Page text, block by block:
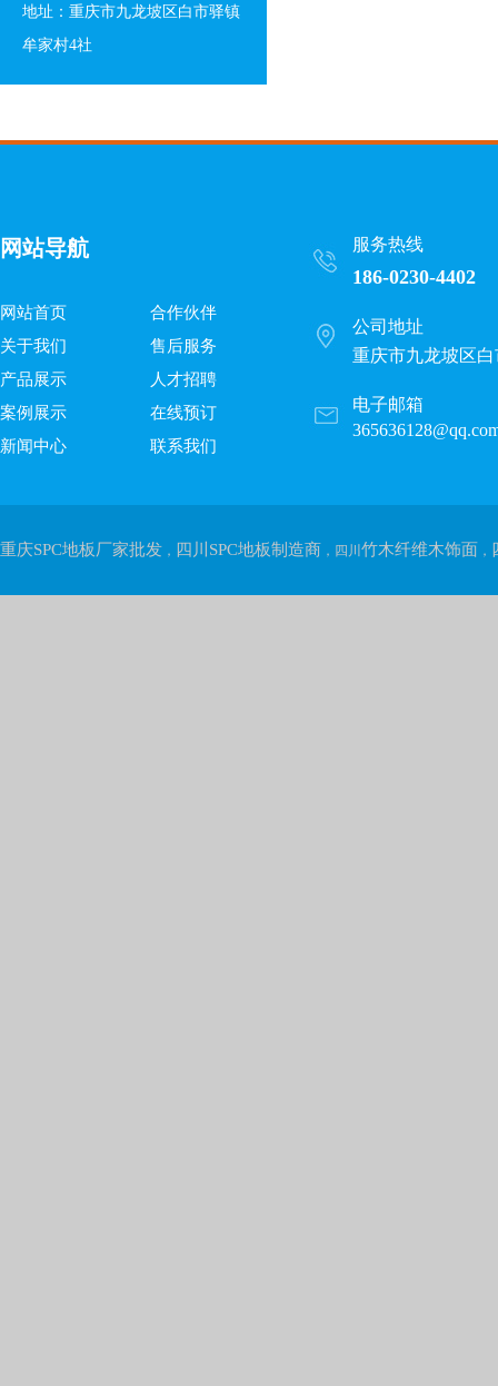
地址：重庆市九龙坡区白市驿镇
牟家村4社
网站导航
网站首页
关于我们
产品展示
案例展示
新闻中心
合作伙伴
售后服务
人才招聘
在线预订
联系我们
服务热线
186-0230-4402
公司地址
重庆市九龙坡区
电子邮箱
重庆SPC地板厂家批发 ， 四川SPC地板制造商 ，四川 竹木纤维木饰面 ，